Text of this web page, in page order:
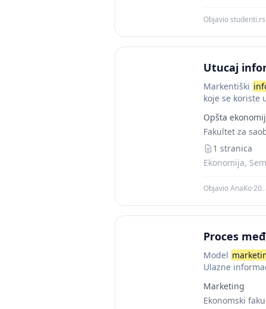
Objavio studenti.rs
Utucaj
Markentiški
koje se koriste
Opšta
Fakultet za
1 stranica
Ekonomija,
Objavio AnaKo·20.
Proces
Model
Ulazne
Marketing
Ekonomski